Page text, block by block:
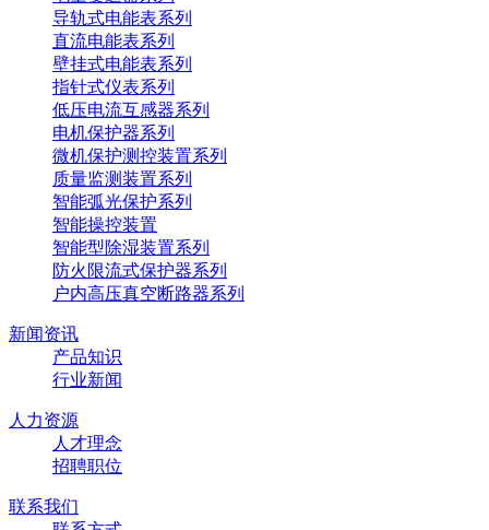
导轨式电能表系列
直流电能表系列
壁挂式电能表系列
指针式仪表系列
低压电流互感器系列
电机保护器系列
微机保护测控装置系列
质量监测装置系列
智能弧光保护系列
智能操控装置
智能型除湿装置系列
防火限流式保护器系列
户内高压真空断路器系列
新闻资讯
产品知识
行业新闻
人力资源
人才理念
招聘职位
联系我们